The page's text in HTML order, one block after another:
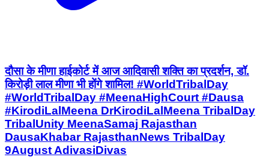
दौसा के मीणा हाईकोर्ट में आज आदिवासी शक्ति का प्रदर्शन, डॉ.
किरोड़ी लाल मीणा भी होंगे शामिल! #WorldTribalDay
#WorldTribalDay #MeenaHighCourt #Dausa
#KirodiLalMeena DrKirodiLalMeena TribalDay
TribalUnity MeenaSamaj Rajasthan
DausaKhabar RajasthanNews TribalDay
9August AdivasiDivas